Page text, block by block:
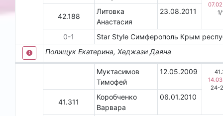
1/
42.188
Литовка
Анастасия
23.08.2011
0-1 Star StyleСимферополь Крым
Полищук Екатерина, Хеджази Даяна
Муктасимов
Тимофей
12.05.2009
24-
41.311
Коробченко
Варвара
06.01.2010